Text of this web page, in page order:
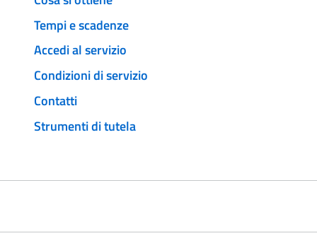
Tempi e scadenze
Accedi al servizio
Condizioni di servizio
Contatti
Strumenti di tutela